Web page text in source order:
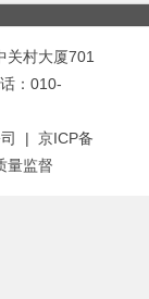
关村大厦701
：010-
司 | 京ICP备
量监督